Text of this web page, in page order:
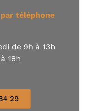
téléphone
de 9h à 13h
18h
29